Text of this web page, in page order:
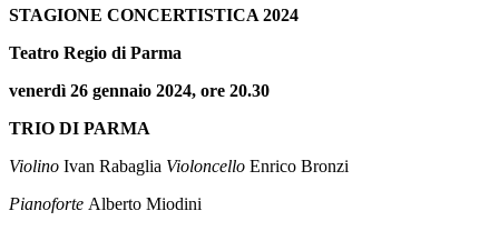
STAGIONE CONCERTISTICA 2024
Teatro Regio di Parma
venerdì 26 gennaio 2024, ore 20.30
TRIO DI PARMA
Violino Ivan Rabaglia Violoncello Enrico Bronzi
Pianoforte Alberto Miodini